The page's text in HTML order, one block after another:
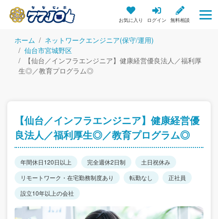
お気に入り ログイン 無料相談
ホーム
ネットワークエンジニア(保守/運用)
仙台市宮城野区
【仙台／インフラエンジニア】健康経営優良法人／福利厚
生◎／教育プログラム◎
【仙台／インフラエンジニア】健康経営優
良法人／福利厚生◎／教育プログラム◎
年間休日120日以上 完全週休2日制
土日祝休み
リモートワーク・在宅勤務制度あり
転勤なし
正社員
設立10年以上の会社